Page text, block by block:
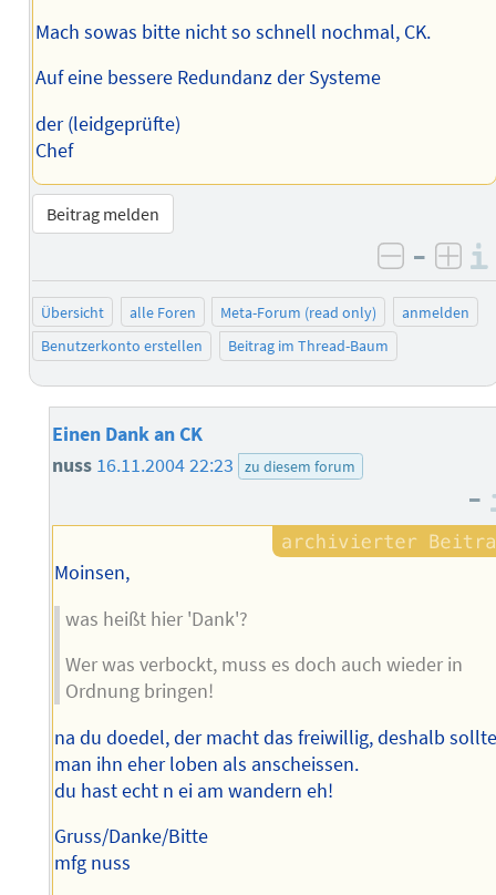
Mach sowas bitte nicht so schnell nochmal, CK.
Auf eine bessere Redundanz der Systeme
der (leidgeprüfte)
Chef
Beitrag melden
negativ
–
Übersicht alle Foren Meta-Forum (read only)
anmelden
Benutzerkonto erstellen
Beitrag im Thread-Baum
Einen Dank an CK
nuss 16.11.2004 22:23 zu diesem forum
–
Moinsen,
was heißt hier 'Dank'?
Wer was verbockt, muss es doch auch wieder in
Ordnung bringen!
na du doedel, der macht das freiwillig, deshalb
man ihn eher loben als anscheissen.
du hast echt n ei am wandern eh!
Gruss/Danke/Bitte
mfg nuss